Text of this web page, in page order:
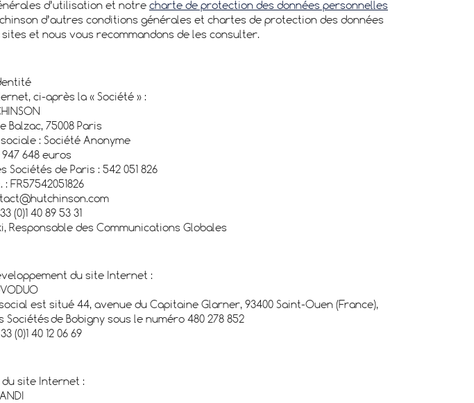
d’utilisation et notre charte de protection des données personnelles
d’autres conditions générales et chartes de protection des données
et nous vous recommandons de les consulter.
ci-après la « Société » :
Balzac, 75008 Paris
: Société Anonyme
648 euros
de Paris : 542 051 826
FR57542051826
(0)1 40 89 53 31
Responsable des Communications Globales
du site Internet :
est situé 44, avenue du Capitaine Glarner, 93400 Saint-Ouen (France),
de Bobigny sous le numéro 480 278 852
(0)1 40 12 06 69
site Internet :